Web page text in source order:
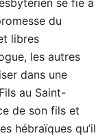
du
libres
les autres
dans une
au Saint-
de son fils et
hébraïques qu’il